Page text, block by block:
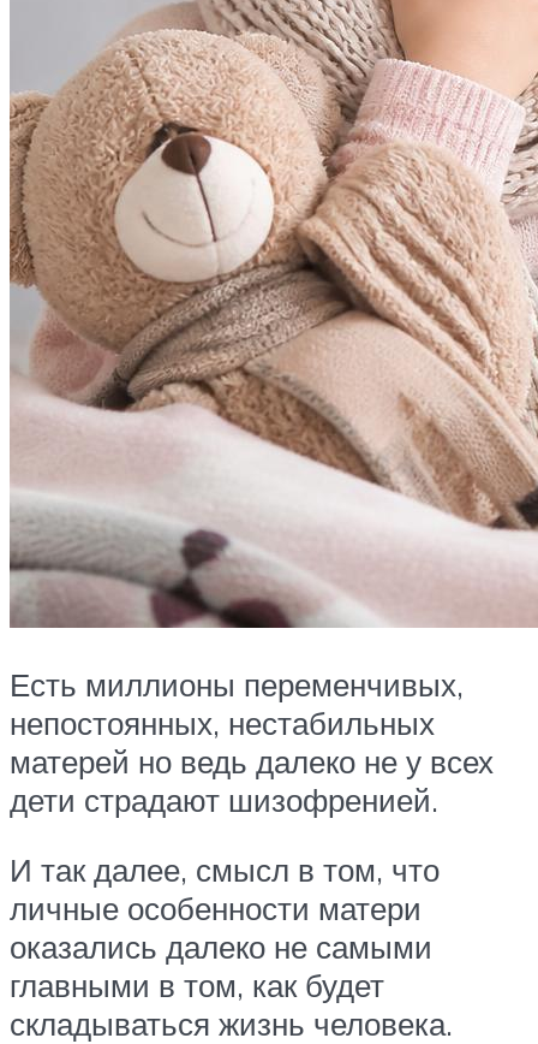
Есть миллионы переменчивых,
непостоянных, нестабильных
матерей но ведь далеко не у всех
дети страдают шизофренией.
И так далее, смысл в том, что
личные особенности матери
оказались далеко не самыми
главными в том, как будет
складываться жизнь человека.